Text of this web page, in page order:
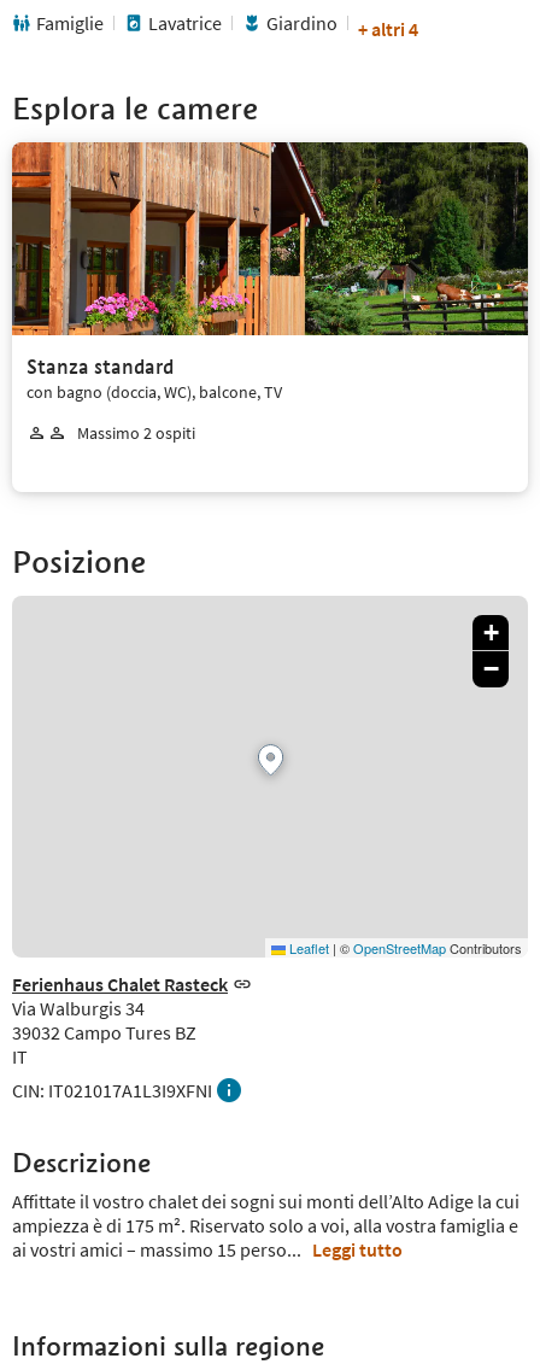
Famiglie
Lavatrice Giardino + altri 4
Esplora le camere
Stanza standard
con bagno (doccia, WC), balcone, TV
Massimo 2 ospiti
Posizione
Ferienhaus Chalet Rasteck
Via Walburgis 34
39032 Campo Tures BZ
IT
CIN: IT021017A1L3I9XFNI
+
−
Leaflet | ©OpenStreetMapContributors
Descrizione
Affittate il vostro chalet dei sogni sui monti dell’Alto Adige la cui
ampiezza è di 175 m². Riservato solo a voi, alla vostra famiglia e
ai vostri amici – massimo 15 perso... Leggi tutto
Informazioni sulla regione